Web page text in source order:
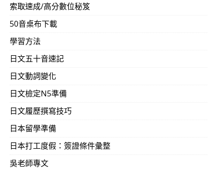
索取速成/高分數位秘笈
50音桌布下載
學習方法
日文五十音速記
日文動詞變化
日文檢定N5準備
日文履歷撰寫技巧
日本留學準備
日本打工度假：簽證條件彙整
吳老師專文